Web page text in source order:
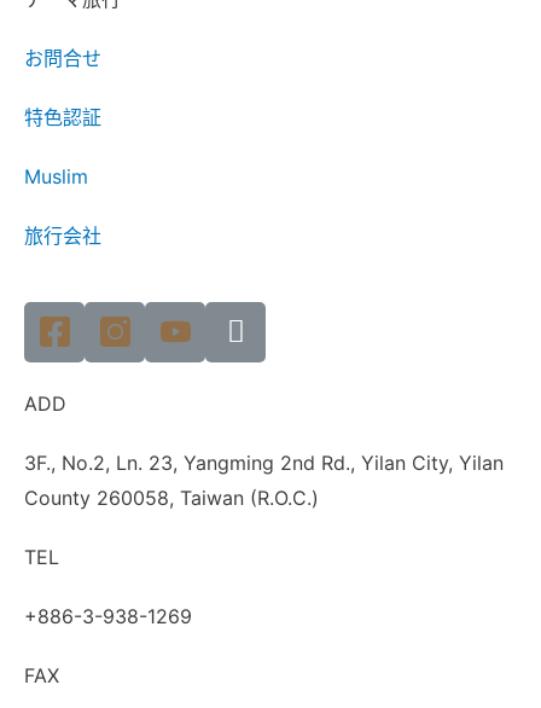
お問合せ
特色認証
Muslim
旅行会社
ADD
3F., No.2, Ln. 23, Yangming 2nd Rd., Yilan City, Yilan
County 260058, Taiwan (R.O.C.)
TEL
+886-3-938-1269
FAX